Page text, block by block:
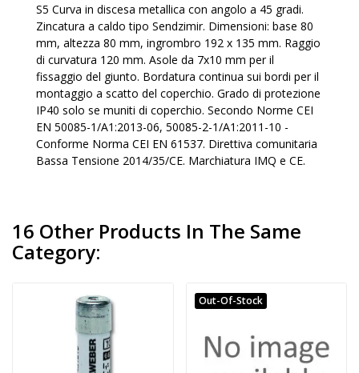
S5 Curva in discesa metallica con angolo a 45 gradi.
Zincatura a caldo tipo Sendzimir. Dimensioni: base 80
mm, altezza 80 mm, ingrombro 192 x 135 mm. Raggio
di curvatura 120 mm. Asole da 7x10 mm per il
fissaggio del giunto. Bordatura continua sui bordi per il
montaggio a scatto del coperchio. Grado di protezione
IP40 solo se muniti di coperchio. Secondo Norme CEI
EN 50085-1/A1:2013-06, 50085-2-1/A1:2011-10 -
Conforme Norma CEI EN 61537. Direttiva comunitaria
Bassa Tensione 2014/35/CE. Marchiatura IMQ e CE.
16 Other Products In The Same
Category:
Out-Of-Stock